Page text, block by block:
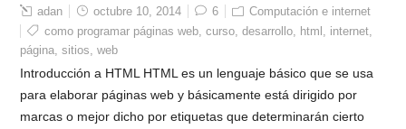
adan octubre 10, 2014 6
Computación e internet
como programar páginas web ,curso ,desarrollo html internet
página ,sitios ,web
Introducción a HTML HTML es un lenguaje básico que se usa
para elaborar páginas web y básicamente está dirigido por
marcas o mejor dicho por etiquetas que determinarán cierto